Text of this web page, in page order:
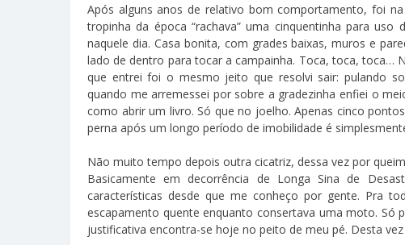
Após alguns anos de relativo bom comportamento, foi
tropinha da época “rachava” uma cinquentinha para
naquele dia. Casa bonita, com grades baixas, muros e
lado de dentro para tocar a campainha. Toca, toca, toca…
que entrei foi o mesmo jeito que resolvi sair: pulando
quando me arremessei por sobre a gradezinha enfiei o
como abrir um livro. Só que no joelho. Apenas cinco
perna após um longo período de imobilidade é
Não muito tempo depois outra cicatriz, dessa vez por
Basicamente em decorrência de Longa Sina de
características desde que me conheço por gente. Pra
escapamento quente enquanto consertava uma moto. Só
justificativa encontra-se hoje no peito de meu pé. Desta